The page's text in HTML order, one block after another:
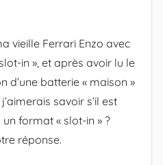
vieille Ferrari Enzo avec
in », et après avoir lu le
d’une batterie « maison »
savoir s’il est
format « slot-in » ?
réponse.